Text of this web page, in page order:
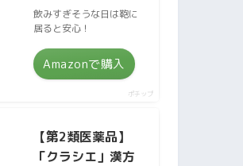
飲みすぎそうな日は鞄に
居ると安心！
Amazonで購入
ポチップ
【第2類医薬品】
「クラシエ」漢方